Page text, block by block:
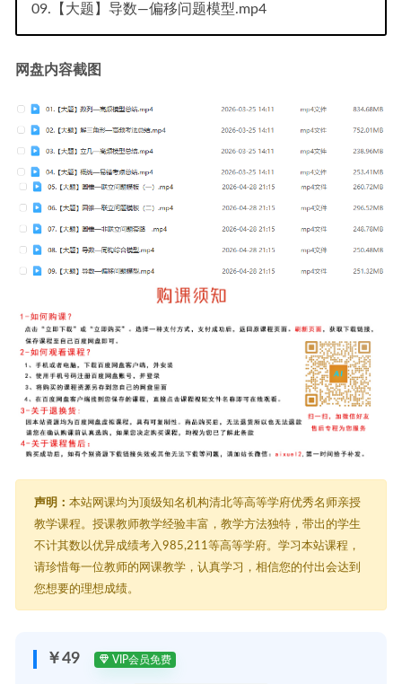
09.【大题】导数—偏移问题模型.mp4
网盘内容截图
声明： 本站网课均为顶级知名机构清北等高等学府优秀名师亲授
教学课程。授课教师教学经验丰富，教学方法独特，带出的学生
不计其数以优异成绩考入985,211等高等学府。学习本站课程，
请珍惜每一位教师的网课教学，认真学习，相信您的付出会达到
您想要的理想成绩。
￥49 VIP会员免费